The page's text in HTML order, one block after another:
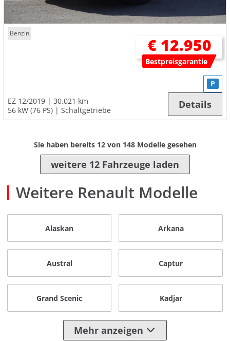
Benzin
€ 12.950
Bestpreisgarantie
EZ 12/2019
30.021 km
56 kW (76 PS)
Schaltgetriebe
P
Details
Sie haben bereits 12von 148Modelle gesehen
weitere 12 Fahrzeuge laden
Weitere Renault Modelle
Alaskan Arkana
Austral Captur
Grand Scenic Kadjar
Mehr anzeigen